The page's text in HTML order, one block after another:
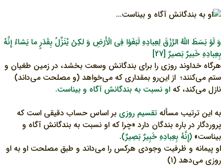
وَ لَوْ بَسَطَ اللهُ الرِّزْقَ لِعِبادِهِ لَبَغَوْا فِي الْأَرْضِ وَ لكِنْ يُنَزِّلُ بِقَدَرٍ ما يَشاءُ إِنَّهُ
بِعِبادِهِ خَبيرٌ بَصيرٌ [27]
هرگاه خداوند روزی را برای بندگانش وسعت بخشد، در زمین طغیان و
ستم می‌کنند؛ از این‌رو بمقداری که می‌خواهد (و مصلحت می‌داند)
نازل می‌کند، که او نسبت به بندگانش آگاه و بیناست.
به این ترتیب مسأله تقسیم روزی بر اساس حساب دقیقی است که
پروردگار در باره بندگان دارد «چرا که او نسبت به بندگانش آگاه و
بیناست» (إِنَّهُ بِعِبادِهِ خَبِیرٌ بَصِیرٌ).
او پیمانه و ظرفیت وجودی هرکس را می‌داند و طبق مصلحت او به او
روزی می‌دهد (۱)